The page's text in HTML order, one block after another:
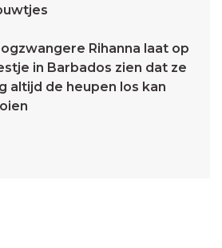
Rihanna laat op
in Barbados zien dat ze
altijd de heupen los kan